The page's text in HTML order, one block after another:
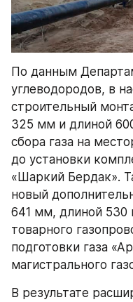
По данным
углеводородов, в
строительный
325 мм и длиной
сбора газа на
до установки
«Шаркий Бердак».
новый
641 мм, длиной 530
товарного
подготовки газа
магистрального
В результате